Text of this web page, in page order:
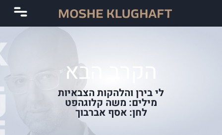
הקרב הבא
לי בירן והלהקות הצבאיות
מילים: משה קלוגהפט
לחן: אסף אברבוך